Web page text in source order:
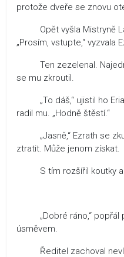
protože dveře se znovu
Opět vyšla Mistryně
„Prosím, vstupte,“ vyzvala
Ten zezelenal.
se mu zkroutil.
„To dáš,“ ujistil ho
radil mu. „Hodně štěstí.“
„Jasně,“ Ezrath se
ztratit. Může jenom získat.
S tím rozšířil koutky a
„Dobré ráno,“ popřál
úsměvem.
Ředitel zachoval